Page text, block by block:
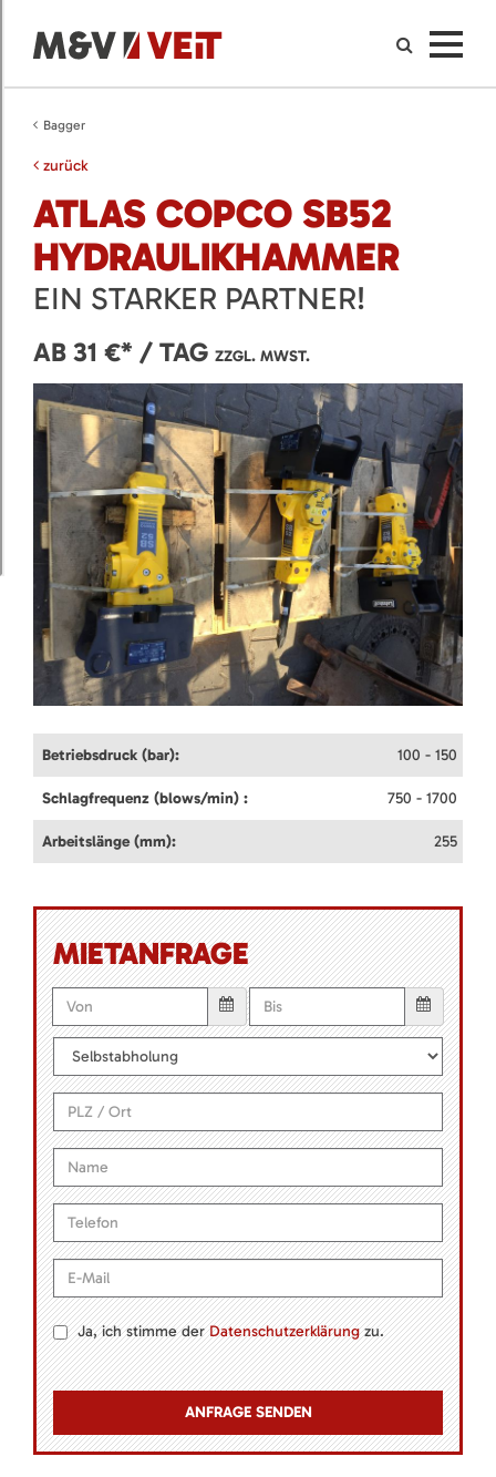
Bagger
zurück
ATLAS COPCO SB52
HYDRAULIKHAMMER
EIN STARKER PARTNER!
AB 31 €* / TAG ZZGL. MWST.
Betriebsdruck (bar): 100 - 150
Schlagfrequenz (blows/min) : 750 - 1700
Arbeitslänge (mm): 255
MIETANFRAGE
Ja, ich stimme derDatenschutzerklärungzu.